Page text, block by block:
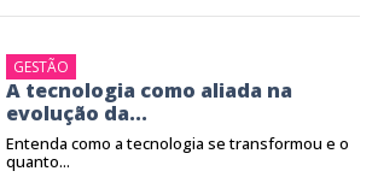
GESTÃO
A tecnologia como aliada na
evolução da...
Entenda como a tecnologia se transformou e o
quanto...